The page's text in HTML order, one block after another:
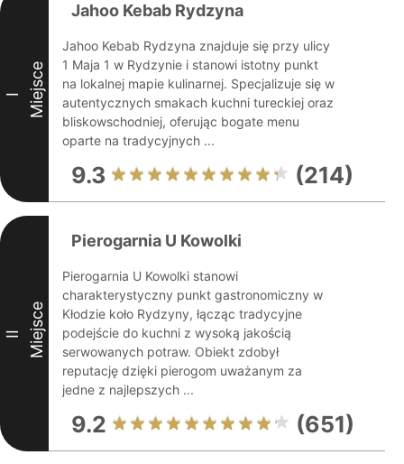
I Miejsce
Jahoo Kebab Rydzyna
Jahoo Kebab Rydzyna znajduje się przy ulicy
1 Maja 1 w Rydzynie i stanowi istotny punkt
na lokalnej mapie kulinarnej. Specjalizuje się w
autentycznych smakach kuchni tureckiej oraz
bliskowschodniej, oferując bogate menu
oparte na tradycyjnych ...
9.3 (214)
II Miejsce
Pierogarnia U Kowolki
Pierogarnia U Kowolki stanowi
charakterystyczny punkt gastronomiczny w
Kłodzie koło Rydzyny, łącząc tradycyjne
podejście do kuchni z wysoką jakością
serwowanych potraw. Obiekt zdobył
reputację dzięki pierogom uważanym za
jedne z najlepszych ...
9.2 (651)